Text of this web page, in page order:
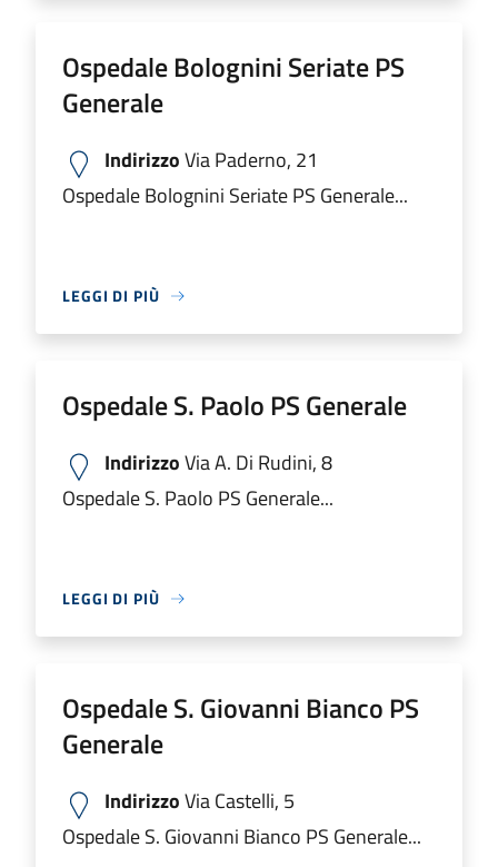
Ospedale Bolognini Seriate PS
Generale
IndirizzoVia Paderno, 21
Ospedale Bolognini Seriate PS Generale...
LEGGI DI PIÙ
Ospedale S. Paolo PS Generale
IndirizzoVia A. Di Rudini, 8
Ospedale S. Paolo PS Generale...
LEGGI DI PIÙ
Ospedale S. Giovanni Bianco PS
Generale
IndirizzoVia Castelli, 5
Ospedale S. Giovanni Bianco PS Generale...